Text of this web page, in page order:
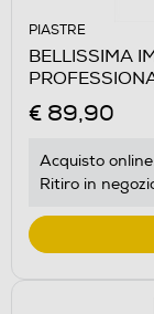
PIASTRE
BELLISSIMA
€ 89,90
Acquisto
Ritiro in